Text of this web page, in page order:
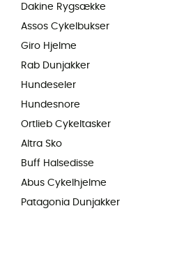
Dakine Rygsække
Assos Cykelbukser
Giro Hjelme
Rab Dunjakker
Hundeseler
Hundesnore
Ortlieb Cykeltasker
Altra Sko
Buff Halsedisse
Abus Cykelhjelme
Patagonia Dunjakker